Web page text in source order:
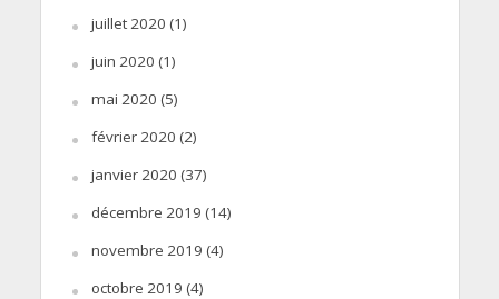
juillet 2020 (1)
juin 2020 (1)
mai 2020 (5)
février 2020 (2)
janvier 2020 (37)
décembre 2019 (14)
novembre 2019 (4)
octobre 2019 (4)